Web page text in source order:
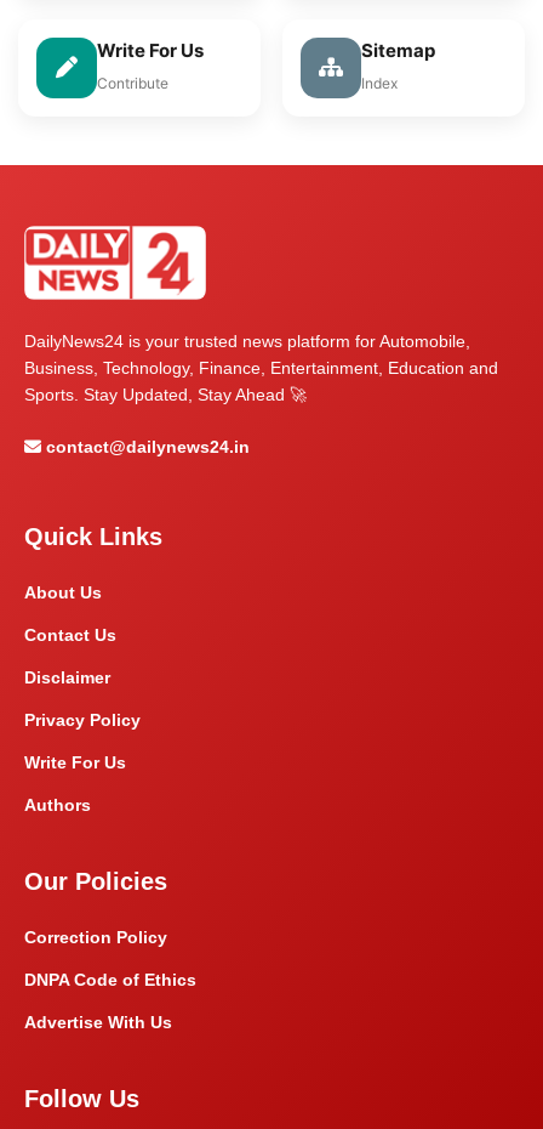
Write For Us
Contribute
Sitemap
Index
DailyNews24 is your trusted news platform for Automobile,
Business, Technology, Finance, Entertainment, Education and
Sports. Stay Updated, Stay Ahead 🚀
contact@dailynews24.in
Quick Links
About Us
Contact Us
Disclaimer
Privacy Policy
Write For Us
Authors
Our Policies
Correction Policy
DNPA Code of Ethics
Advertise With Us
Follow Us